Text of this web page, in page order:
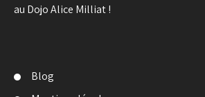
au Dojo Alice Milliat !
Blog